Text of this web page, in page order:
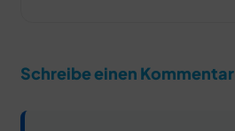
Schreibe einen Kommentar